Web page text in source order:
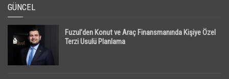
GÜNCEL
Fuzul’den Konut ve Araç Finansmanında Kişiye Özel
Terzi Usulü Planlama